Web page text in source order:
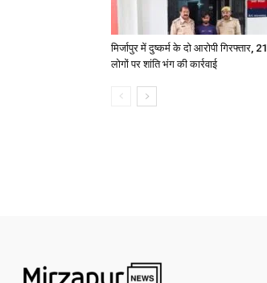
मिर्जापुर में दुष्कर्म के दो आरोपी गिरफ्तार, 21
लोगों पर शांति भंग की कार्रवाई